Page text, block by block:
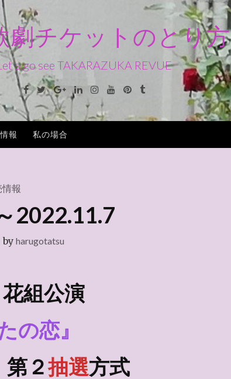
劇チケットのとり方
go see TAKARAZUKA REVUE
Facebook
TwitterGoogle+LinkedinInstagramYoutubePinterest
Tumblr
報 私の場合
報
2022.11.7
|by harugotatsu
花組公演
の恋』
第２抽選方式